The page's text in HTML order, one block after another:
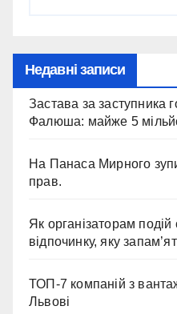
Недавні записи
Застава за заступника
Фалюша: майже 5
На Панаса Мирного
прав.
Як організаторам подій
відпочинку, яку
ТОП-7 компаній з
Львові